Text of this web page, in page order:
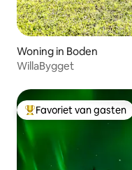
Woning in Boden
WillaBygget
Topfavoriet van gasten
Favoriet van gasten